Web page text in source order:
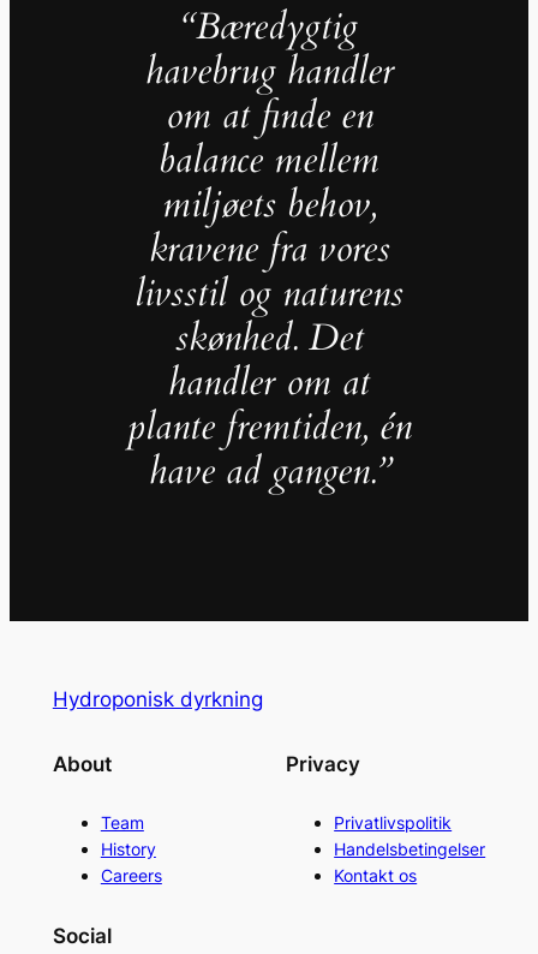
“Bæredygtig
havebrug handler
om at finde en
balance mellem
miljøets behov,
kravene fra vores
livsstil og naturens
skønhed. Det
handler om at
plante fremtiden, én
have ad gangen.”
Hydroponisk dyrkning
About
Team
History
Careers
Privacy
Privatlivspolitik
Handelsbetingelser
Kontakt os
Social